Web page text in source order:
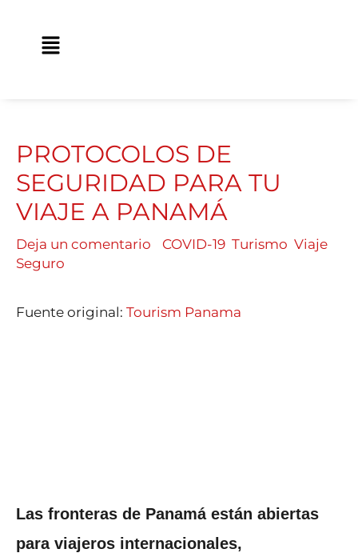
Main
PROTOCOLOS DE
SEGURIDAD PARA TU
VIAJE A PANAMÁ
Deja un comentario COVID-19 Turismo Viaje
Seguro
Fuente original: Tourism Panama
Las fronteras de Panamá están abiertas
para viajeros internacionales,